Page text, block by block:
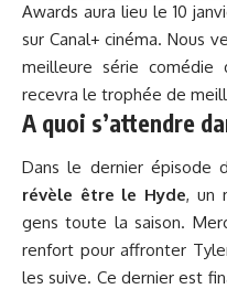
Awards aura lieu le 10
sur Canal+ cinéma. Nous
meilleure série comédie
recevra le trophée de
A quoi s’attendre
Dans le dernier épisode
révèle être le Hyde, un
gens toute la saison.
renfort pour affronter
les suive. Ce dernier est